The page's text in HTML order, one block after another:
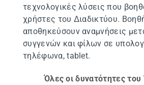
τεχνολογικές λύσεις που
χρήστες του Διαδικτύου.
αποθηκεύσουν αναμνήσεις
συγγενών και φίλων σε
τηλέφωνα, tablet.
Όλες οι δυνατότητες